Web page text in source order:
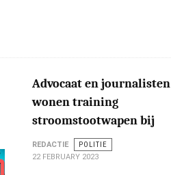
Advocaat en journalisten
wonen training
stroomstootwapen bij
REDACTIE
POLITIE
22 FEBRUARY 2023